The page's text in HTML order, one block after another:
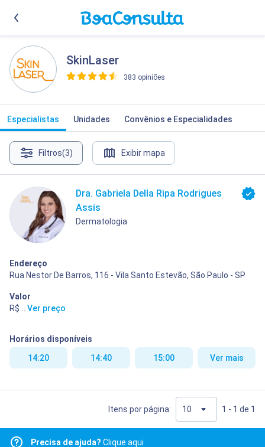
SkinLaser
383 opiniões
Especialistas Unidades Convênios e Especialidades
Filtros(3) Exibir mapa
Dra. Gabriela Della Ripa Rodrigues
Assis
Dermatologia
Endereço
Rua Nestor De Barros, 116 - Vila Santo Estevão, São Paulo - SP
Valor
R$ 400,00
Ver preço
Horários disponíveis
14:20
14:40 15:00 Ver mais
Itens por página: 1 - 1 de 1
Precisa de ajuda? Clique aqui